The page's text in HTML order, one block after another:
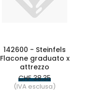
142600 - Steinfels
Flacone graduato x
attrezzo
CHF 38.35
(IVA esclusa)